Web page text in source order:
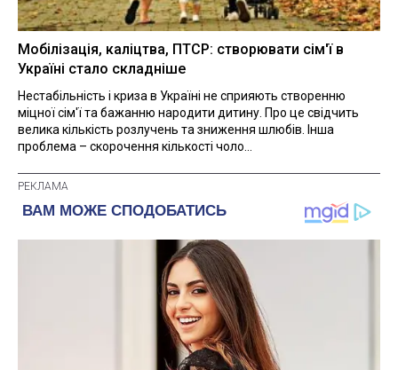
Мобілізація, каліцтва, ПТСР: створювати сім'ї в
Україні стало складніше
Нестабільність і криза в Україні не сприяють створенню
міцної сім'ї та бажанню народити дитину. Про це свідчить
велика кількість розлучень та зниження шлюбів. Інша
проблема – скорочення кількості чоло...